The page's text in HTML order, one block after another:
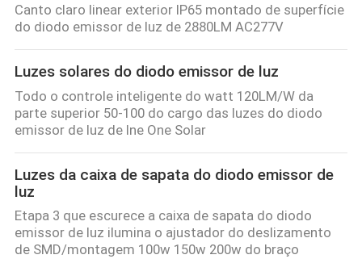
Canto claro linear exterior IP65 montado de superfície
do diodo emissor de luz de 2880LM AC277V
Luzes solares do diodo emissor de luz
Todo o controle inteligente do watt 120LM/W da
parte superior 50-100 do cargo das luzes do diodo
emissor de luz de Ine One Solar
Luzes da caixa de sapata do diodo emissor de
luz
Etapa 3 que escurece a caixa de sapata do diodo
emissor de luz ilumina o ajustador do deslizamento
de SMD/montagem 100w 150w 200w do braço